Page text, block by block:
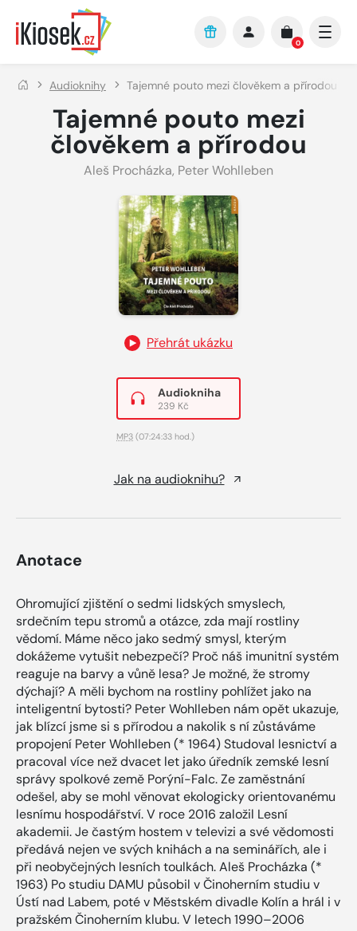
Přejít na hlavní obsah
0
Audioknihy Tajemné pouto mezi člověkem a přírodou
Tajemné pouto mezi
člověkem a přírodou
Aleš Procházka, Peter Wohlleben
Přehrát ukázku
Audiokniha
239 Kč
MP3 (07:24:33 hod.)
Jak na audioknihu?
Anotace
Ohromující zjištění o sedmi lidských smyslech,
srdečním tepu stromů a otázce, zda mají rostliny
vědomí. Máme něco jako sedmý smysl, kterým
dokážeme vytušit nebezpečí? Proč náš imunitní systém
reaguje na barvy a vůně lesa? Je možné, že stromy
dýchají? A měli bychom na rostliny pohlížet jako na
inteligentní bytosti? Peter Wohlleben nám opět ukazuje,
jak blízcí jsme si s přírodou a nakolik s ní zůstáváme
propojení Peter Wohlleben (* 1964) Studoval lesnictví a
pracoval více než dvacet let jako úředník zemské lesní
správy spolkové země Porýní-Falc. Ze zaměstnání
odešel, aby se mohl věnovat ekologicky orientovanému
lesnímu hospodářství. V roce 2016 založil Lesní
akademii. Je častým hostem v televizi a své vědomosti
předává nejen ve svých knihách a na seminářích, ale i
při neobyčejných lesních toulkách. Aleš Procházka (*
1963) Po studiu DAMU působil v Činoherním studiu v
Ústí nad Labem, poté v Městském divadle Kolín a hrál i v
pražském Činoherním klubu. V letech 1990–2006